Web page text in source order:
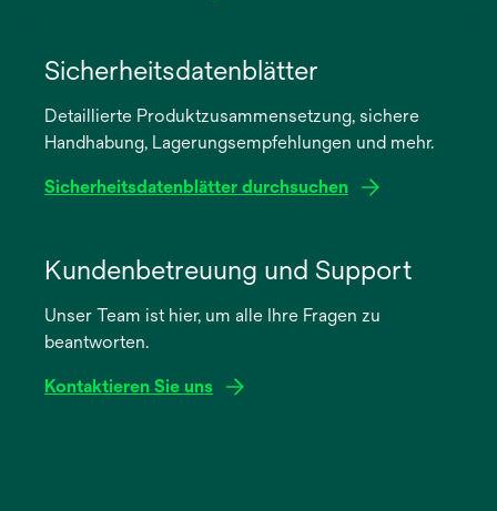
neuen
Registerkarte
Sicherheitsdatenblätter
Detaillierte Produktzusammensetzung, sichere
Handhabung, Lagerungsempfehlungen und mehr.
Sicherheitsdatenblätter durchsuchen
neuen
Registerkarte
Kundenbetreuung und Support
Unser Team ist hier, um alle Ihre Fragen zu
beantworten.
Kontaktieren Sie uns